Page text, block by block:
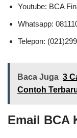
Youtube: BCA
Whatsapp:
Telepon:
Baca Juga 3
Contoh
Email BCA